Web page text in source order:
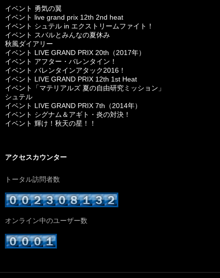
イベント 勇気の翼
イベント live grand prix 12th 2nd heat
イベント シュテル in エクストリームファイト！
イベント スバルとみんなの夏休み
秋風ダイアリー
イベント LIVE GRAND PRIX 20th（2017年）
イベント アフター・バレンタイン！
イベント バレンタインアタック2016！
イベント LIVE GRAND PRIX 12th 1st Heat
イベント「マテリアルズ 夏の自由研究ミッション」
シュテル
イベント LIVE GRAND PRIX 7th（2014年）
イベント シグナム＆アギト・炎の対決！
イベント 輝け！秋天の星！！
アクセスカウンター
トータル訪問者数
オンライン中のユーザー数